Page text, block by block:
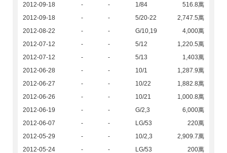
2012-09-18
- - 1/84
516.8萬
2012-09-18
- - 5/20-22
2,747.5萬
2012-08-22
- - G/10,19
4,000萬
2012-07-12
- - 5/12
1,220.5萬
2012-07-12
- - 5/13
1,403萬
2012-06-28
- - 10/1
1,287.9萬
2012-06-27
- - 10/22
1,882.8萬
2012-06-26
- - 10/21
1,000.8萬
2012-06-19
- - G/2,3
6,000萬
2012-06-07
- - LG/53
220萬
2012-05-29
- - 10/2,3
2,909.7萬
2012-05-24
- - LG/53
200萬